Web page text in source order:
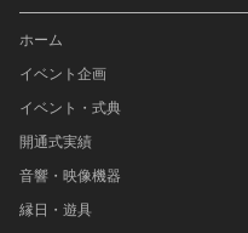
ホーム
イベント企画
イベント・式典
開通式実績
音響・映像機器
縁日・遊具